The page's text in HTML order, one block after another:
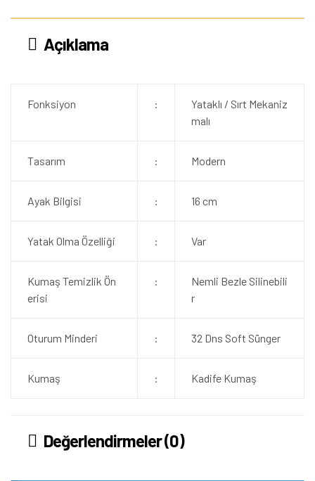
Açıklama
Fonksiyon :
Yataklı / Sırt Mekaniz
malı
Tasarım : Modern
Ayak Bilgisi : 16 cm
Yatak Olma Özelliği : Var
Kumaş Temizlik Ön
erisi
:
Nemli Bezle Silinebili
r
Oturum Minderi : 32 Dns Soft Sünger
Kumaş : Kadife Kumaş
Değerlendirmeler (0)